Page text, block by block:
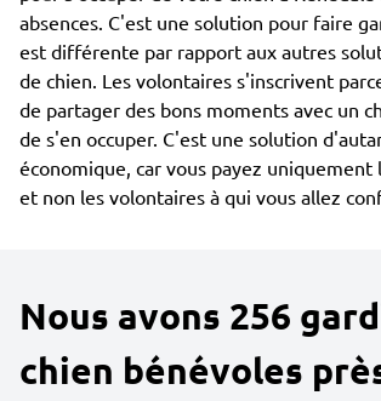
absences. C'est une solution pour faire
est différente par rapport aux autres
de chien. Les volontaires s'inscrivent
de partager des bons moments avec un
de s'en occuper. C'est une solution
économique, car vous payez uniquement
et non les volontaires à qui vous allez
Nous avons 256
chien bénévoles